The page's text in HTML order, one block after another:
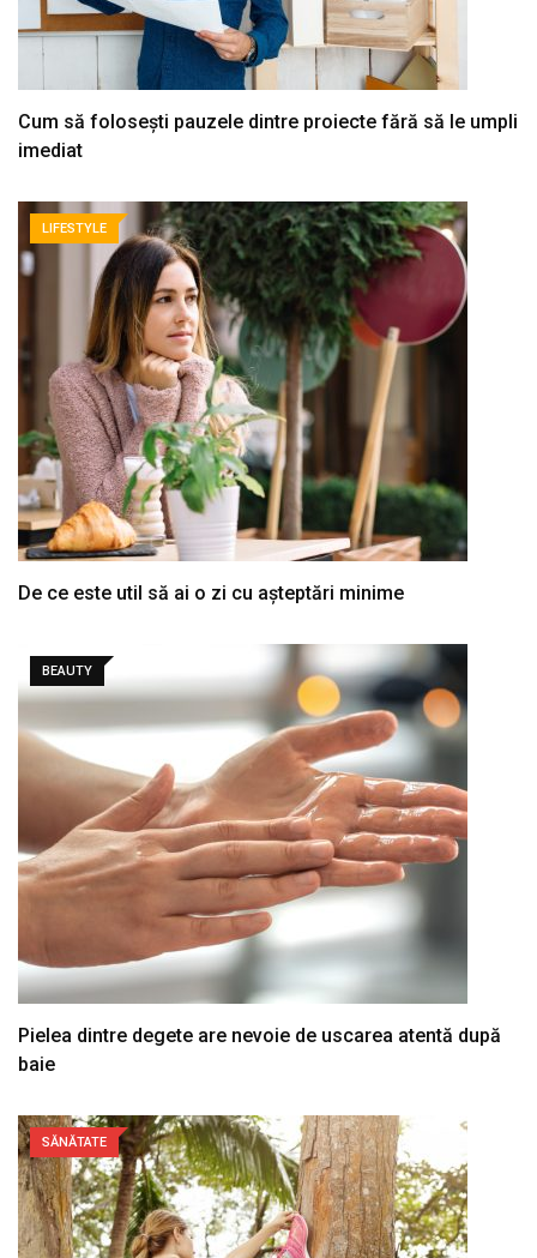
Cum să folosești pauzele dintre proiecte fără să le umpli
imediat
LIFESTYLE
De ce este util să ai o zi cu așteptări minime
BEAUTY
Pielea dintre degete are nevoie de uscarea atentă după
baie
SĂNĂTATE